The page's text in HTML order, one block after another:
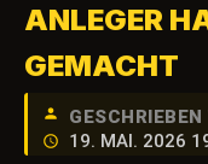
ANLEGER
GEMACHT
GESCHRIEBEN
19. MAI. 2026